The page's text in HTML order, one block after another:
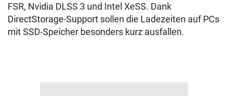
FSR, Nvidia DLSS 3 und Intel XeSS. Dank
DirectStorage-Support sollen die Ladezeiten auf PCs
mit SSD-Speicher besonders kurz ausfallen.